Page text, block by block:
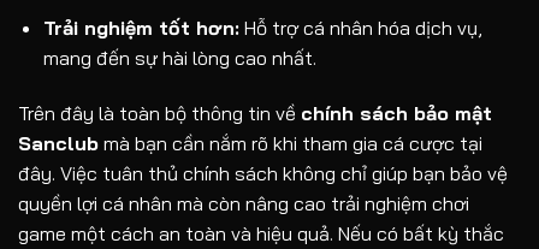
Trải nghiệm tốt hơn:Hỗ trợ cá nhân hóa dịch vụ,
mang đến sự hài lòng cao nhất.
Trên đây là toàn bộ thông tin về chính sách bảo mật
Sanclub mà bạn cần nắm rõ khi tham gia cá cược tại
đây. Việc tuân thủ chính sách không chỉ giúp bạn bảo vệ
quyền lợi cá nhân mà còn nâng cao trải nghiệm chơi
game một cách an toàn và hiệu quả. Nếu có bất kỳ thắc